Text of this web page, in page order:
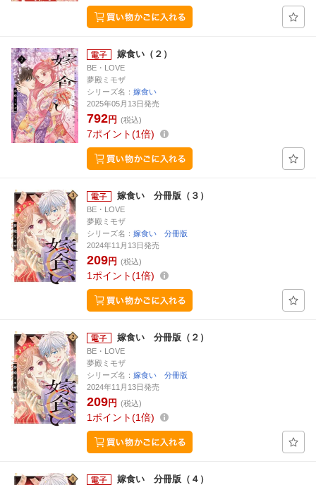
嫁食い（２）
BE・LOVE
夢殿ミモザ
シリーズ名： 嫁食い
2025年05月13日発売
792円 (税込)
7ポイント 1倍
嫁食い 分冊版（３）
BE・LOVE
夢殿ミモザ
シリーズ名： 嫁食い 分冊版
2024年11月13日発売
209円 (税込)
1 ポイント 1倍
嫁食い 分冊版（２）
BE・LOVE
夢殿ミモザ
シリーズ名： 嫁食い 分冊版
2024年11月13日発売
209円 (税込)
1 ポイント 1倍
嫁食い 分冊版（４）